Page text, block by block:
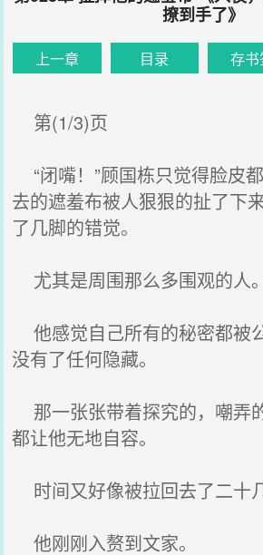
撩到手了》
上一章 目录 存书
第(1/3)页
“闭嘴！”顾国栋只觉得脸皮
去的遮羞布被人狠狠的扯了下
了几脚的错觉。
尤其是周围那么多围观的人。
他感觉自己所有的秘密都被
没有了任何隐藏。
那一张张带着探究的，嘲弄
都让他无地自容。
时间又好像被拉回去了二十
他刚刚入赘到文家。